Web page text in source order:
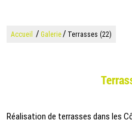
Accueil / Galerie/ Terrasses (22)
Réalisation de terrasses dans les